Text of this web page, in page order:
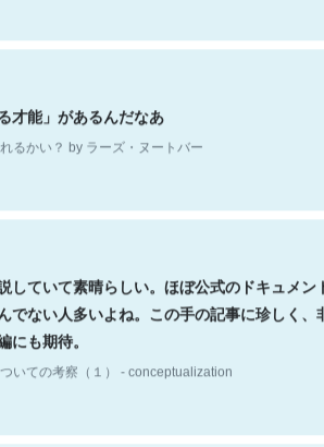
才能」があるんだなあ
るかい？ by ラーズ・ヌートバー
していて素晴らしい。ほぼ公式のドキュメン
でない人多いよね。この手の記事に珍しく、
にも期待。
いての考察（１） - conceptualization